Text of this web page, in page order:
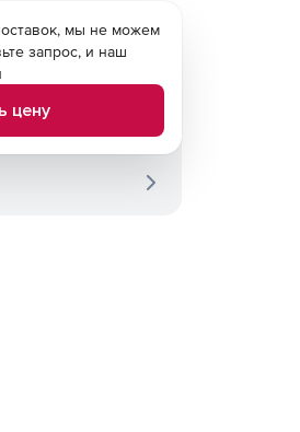
мы не можем
запрос, и наш
цену